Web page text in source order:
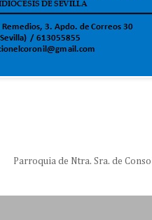
Parroquia de Ntra. Sra. de